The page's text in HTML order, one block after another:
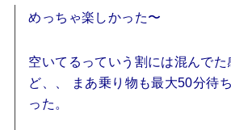
めっちゃ楽しかった〜
空いてるっていう割には混んで
ど、、 まあ乗り物も最大50分待
った。